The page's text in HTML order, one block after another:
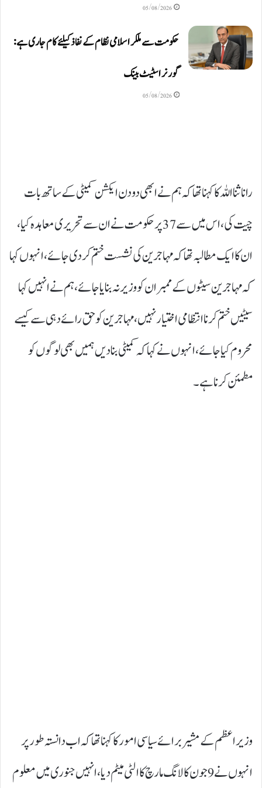
05/08/2026
حکومت سے ملکر اسلامی نظام کے نفاذ کیلئے کام جاری ہے:
گورنر اسٹیٹ بینک
05/08/2026
رانا ثنا اللہ کا کہنا تھا کہ ہم نے ابھی دو دن ایکشن کمیٹی کے ساتھ بات
چیت کی، اس میں سے 37 پر حکومت نے ان سے تحریری معاہدہ کیا،
ان کا ایک مطالبہ تھا کہ مہاجرین کی نشست ختم کردی جائے، انہوں کہا
کہ مہاجرین سیٹوں کے ممبران کو وزیر نہ بنایا جائے، ہم نے انہیں کہا
سیٹیں ختم کرنا انتظامی اختیار نہیں، مہاجرین کو حق رائے دہی سےکیسے
محروم کیا جائے، انہوں نےکہا کہ کمیٹی بنادیں ہمیں بھی لوگوں کو
مطمئن کرنا ہے۔
وزیراعظم کے مشیر برائے سیاسی امورکا کہنا تھا کہ اب دانستہ طور پر
انہوں نے 9 جون کا لانگ مارچ کا الٹی میٹم دیا، انہیں جنوری میں معلوم